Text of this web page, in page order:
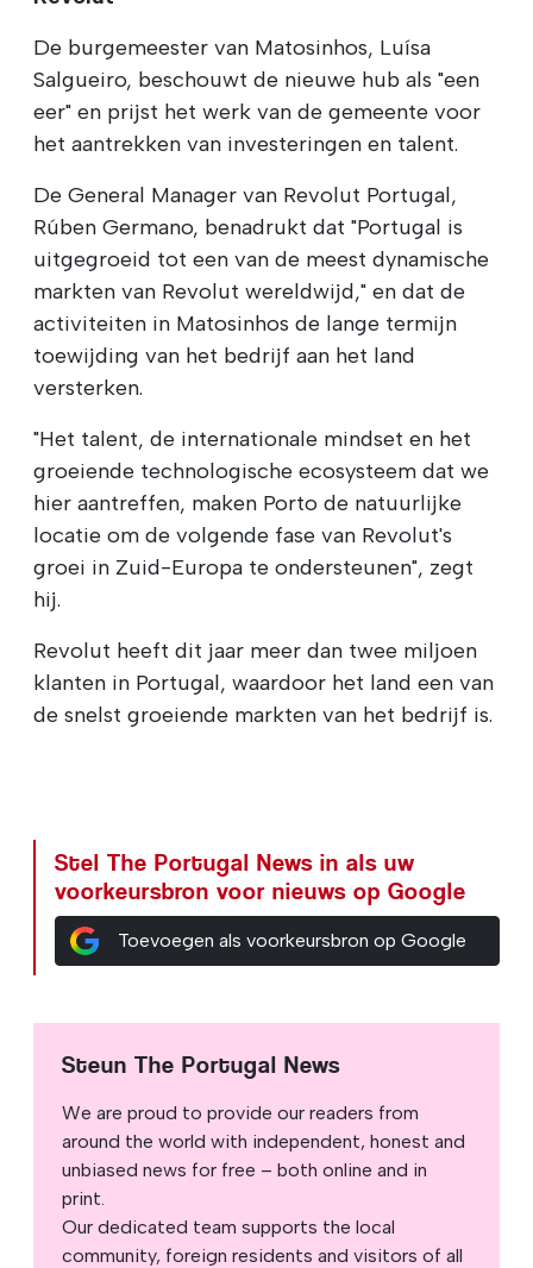
De burgemeester van Matosinhos, Luísa
Salgueiro, beschouwt de nieuwe hub als "een
eer" en prijst het werk van de gemeente voor
het aantrekken van investeringen en talent.
De General Manager van Revolut Portugal,
Rúben Germano, benadrukt dat "Portugal is
uitgegroeid tot een van de meest dynamische
markten van Revolut wereldwijd," en dat de
activiteiten in Matosinhos de lange termijn
toewijding van het bedrijf aan het land
versterken.
"Het talent, de internationale mindset en het
groeiende technologische ecosysteem dat we
hier aantreffen, maken Porto de natuurlijke
locatie om de volgende fase van Revolut's
groei in Zuid-Europa te ondersteunen", zegt
hij.
Revolut heeft dit jaar meer dan twee miljoen
klanten in Portugal, waardoor het land een van
de snelst groeiende markten van het bedrijf is.
Stel The Portugal News in als uw
voorkeursbron voor nieuws op Google
Toevoegen als voorkeursbron op Google
Steun The Portugal News
We are proud to provide our readers from
around the world with independent, honest and
unbiased news for free – both online and in
print.
Our dedicated team supports the local
community, foreign residents and visitors of all